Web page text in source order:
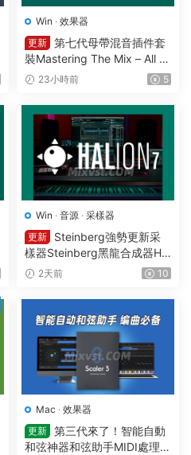
Win · 效果器
更新 第七代母帶混音插件套
裝Mastering The Mix – All Pl
ugins Bundle v2026.08.03
23小時前 5
Win · 音源 · 采樣器
更新
Steinberg強勢更新采
樣器Steinberg黑龍合成器HA
Lion v7.5.0 WIN
2天前 10
Mac · 效果器
更新 第三代來了！智能自動
和弦神器和弦助手MIDI處理Pl